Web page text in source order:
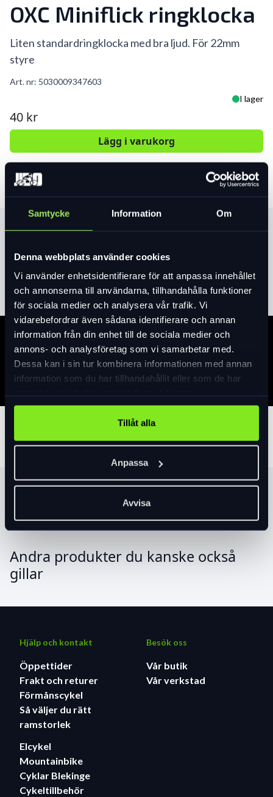
Samtycke Information Om
Denna webbplats använder cookies
Vi använder enhetsidentifierare för att anpassa innehållet
och annonserna till användarna, tillhandahålla funktioner
för sociala medier och analysera vår trafik. Vi
vidarebefordrar även sådana identifierare och annan
information från din enhet till de sociala medier och
annons- och analysföretag som vi samarbetar med.
Dessa kan i sin tur kombinera informationen med annan
information som du har tillhandahållit eller som de har
Tillåt alla
Anpassa
Avvisa
OXC Miniflick ringklocka
Liten standardringklocka med bra ljud. För 22mm
styre
Art. nr: 5030009347603
I lager
40 kr
Lägg i varukorg
Produktinformation
Läs mer expand_more
Specifikation
Tillbehör
Produktrekommendationer
Andra produkter du kanske också
gillar
Hjälp och kontakt
Öppettider
Frakt och returer
Förmånscykel
Så väljer du rätt
ramstorlek
Elcykel
Mountainbike
Cyklar Blekinge
Cykeltillbehör
Besök oss
Vår butik
Vår verkstad